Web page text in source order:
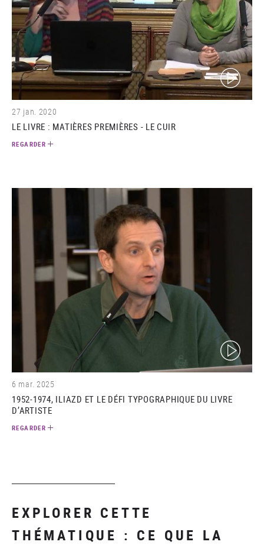
(video)
27 jan. 2020
LE LIVRE : MATIÈRES PREMIÈRES - LE CUIR
REGARDER
(video)
6 mar. 2025
1952-1974, ILIAZD ET LE DÉFI TYPOGRAPHIQUE DU LIVRE
D’ARTISTE
REGARDER
EXPLORER CETTE
THÉMATIQUE : CE QUE LA